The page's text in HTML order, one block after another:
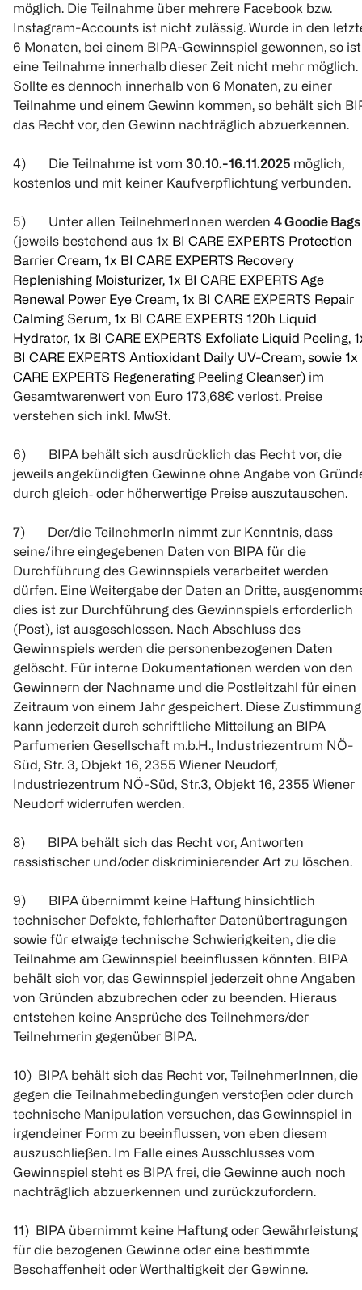
möglich. Die Teilnahme über mehrere Facebook bzw.
Instagram-Accounts ist nicht zulässig. Wurde in den
6 Monaten, bei einem BIPA-Gewinnspiel gewonnen, so ist
eine Teilnahme innerhalb dieser Zeit nicht mehr möglich.
Sollte es dennoch innerhalb von 6 Monaten, zu einer
Teilnahme und einem Gewinn kommen, so behält sich
das Recht vor, den Gewinn nachträglich abzuerkennen.
4) Die Teilnahme ist vom 30.10.-16.11.2025 möglich,
kostenlos und mit keiner Kaufverpflichtung verbunden.
5) Unter allen TeilnehmerInnen werden 4 Goodie Bags
(jeweils bestehend aus 1x BI CARE EXPERTS Protection
Barrier Cream, 1x BI CARE EXPERTS Recovery
Replenishing Moisturizer, 1x BI CARE EXPERTS Age
Renewal Power Eye Cream, 1x BI CARE EXPERTS Repair
Calming Serum, 1x BI CARE EXPERTS 120h Liquid
Hydrator, 1x BI CARE EXPERTS Exfoliate Liquid Peeling,
BI CARE EXPERTS Antioxidant Daily UV-Cream, sowie 1x
CARE EXPERTS Regenerating Peeling Cleanser) im
Gesamtwarenwert von Euro 173,68€ verlost. Preise
verstehen sich inkl. MwSt.
6) BIPA behält sich ausdrücklich das Recht vor, die
jeweils angekündigten Gewinne ohne Angabe von
durch gleich‐ oder höherwertige Preise auszutauschen.
7) Der/die TeilnehmerIn nimmt zur Kenntnis, dass
seine/ihre eingegebenen Daten von BIPA für die
Durchführung des Gewinnspiels verarbeitet werden
dürfen. Eine Weitergabe der Daten an Dritte,
dies ist zur Durchführung des Gewinnspiels erforderlich
(Post), ist ausgeschlossen. Nach Abschluss des
Gewinnspiels werden die personenbezogenen Daten
gelöscht. Für interne Dokumentationen werden von den
Gewinnern der Nachname und die Postleitzahl für einen
Zeitraum von einem Jahr gespeichert. Diese Zustimmung
kann jederzeit durch schriftliche Mitteilung an BIPA
Parfumerien Gesellschaft m.b.H., Industriezentrum NÖ-
Süd, Str. 3, Objekt 16, 2355 Wiener Neudorf,
Industriezentrum NÖ-Süd, Str.3, Objekt 16, 2355 Wiener
Neudorf widerrufen werden.
8) BIPA behält sich das Recht vor, Antworten
rassistischer und/oder diskriminierender Art zu löschen.
9) BIPA übernimmt keine Haftung hinsichtlich
technischer Defekte, fehlerhafter Datenübertragungen
sowie für etwaige technische Schwierigkeiten, die die
Teilnahme am Gewinnspiel beeinflussen könnten. BIPA
behält sich vor, das Gewinnspiel jederzeit ohne Angaben
von Gründen abzubrechen oder zu beenden. Hieraus
entstehen keine Ansprüche des Teilnehmers/der
Teilnehmerin gegenüber BIPA.
10) BIPA behält sich das Recht vor, TeilnehmerInnen, die
gegen die Teilnahmebedingungen verstoßen oder durch
technische Manipulation versuchen, das Gewinnspiel in
irgendeiner Form zu beeinflussen, von eben diesem
auszuschließen. Im Falle eines Ausschlusses vom
Gewinnspiel steht es BIPA frei, die Gewinne auch noch
nachträglich abzuerkennen und zurückzufordern.
11) BIPA übernimmt keine Haftung oder Gewährleistung
für die bezogenen Gewinne oder eine bestimmte
Beschaffenheit oder Werthaltigkeit der Gewinne.